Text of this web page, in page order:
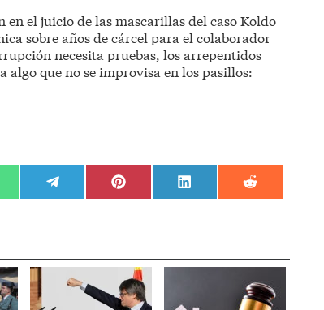
el juicio de las mascarillas del caso Koldo
sobre años de cárcel para el colaborador
necesita pruebas, los arrepentidos
algo que no se improvisa en los pasillos:
Compartir
en
Compartir
en
Compartir
en
Compartir
en